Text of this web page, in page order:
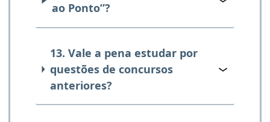
ao Ponto”?
13. Vale a pena estudar por
questões de concursos
anteriores?